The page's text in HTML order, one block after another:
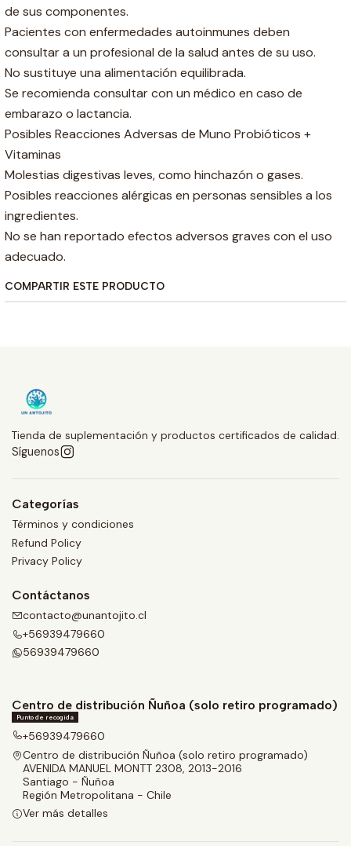
de sus componentes.
Pacientes con enfermedades autoinmunes deben
consultar a un profesional de la salud antes de su uso.
No sustituye una alimentación equilibrada.
Se recomienda consultar con un médico en caso de
embarazo o lactancia.
Posibles Reacciones Adversas de Muno Probióticos +
Vitaminas
Molestias digestivas leves, como hinchazón o gases.
Posibles reacciones alérgicas en personas sensibles a los
ingredientes.
No se han reportado efectos adversos graves con el uso
adecuado.
COMPARTIR ESTE PRODUCTO
Tienda de suplementación y productos certificados de calidad.
Síguenos
Categorías
Términos y condiciones
Refund Policy
Privacy Policy
Contáctanos
contacto@unantojito.cl
+56939479660
56939479660
Centro de distribución Ñuñoa (solo retiro programado)
Punto de recogida
+56939479660
Centro de distribución Ñuñoa (solo retiro programado)
AVENIDA MANUEL MONTT 2308, 2013-2016
Santiago - Ñuñoa
Región Metropolitana - Chile
Ver más detalles